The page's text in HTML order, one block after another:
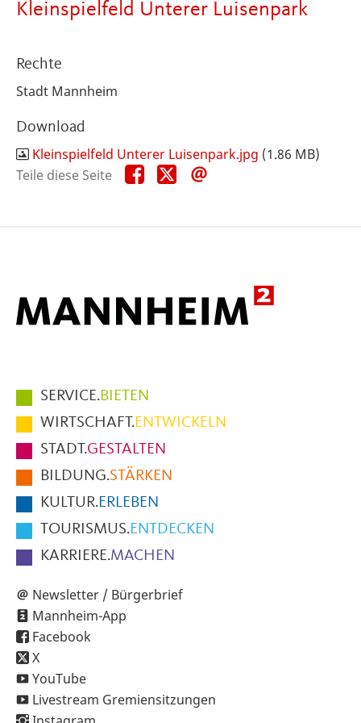
Kleinspielfeld Unterer Luisenpark
Rechte
Stadt Mannheim
Download
Kleinspielfeld Unterer Luisenpark.jpg (1.86 MB)
Teile diese Seite
Teile
diese
Teile
diese
Hauptmenüpunkte
im
Fußbereich
der
Seite
SERVICE.BIETEN
WIRTSCHAFT.ENTWICKELN
STADT.GESTALTEN
BILDUNG.STÄRKEN
KULTUR.ERLEBEN
TOURISMUS.ENTDECKEN
KARRIERE.MACHEN
Newsletter / Bürgerbrief
Mannheim-App
Facebook
X
YouTube
Livestream Gremiensitzungen